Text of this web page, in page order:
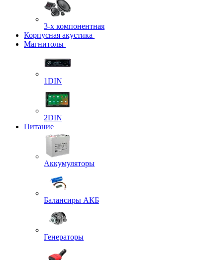
3-х компонентная
Корпусная акустика
Магнитолы
1DIN
2DIN
Питание
Аккумуляторы
Балансиры АКБ
Генераторы